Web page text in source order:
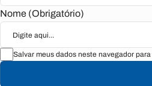
Nome (Obrigatório)
Salvar meus dados neste navegador